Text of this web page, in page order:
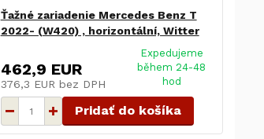
Ťažné zariadenie Mercedes Benz T
2022- (W420) , horizontální, Witter
462,9 EUR
376,3 EUR bez DPH
Expedujeme
během 24-48
hod
Pridať do košíka